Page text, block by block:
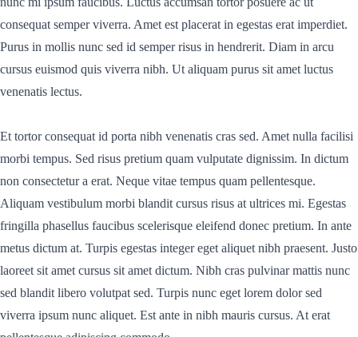
consequat semper viverra. Amet est placerat in egestas erat imperdiet.
Purus in mollis nunc sed id semper risus in hendrerit. Diam in arcu
cursus euismod quis viverra nibh. Ut aliquam purus sit amet luctus
venenatis lectus.
Et tortor consequat id porta nibh venenatis cras sed. Amet nulla facilisi
morbi tempus. Sed risus pretium quam vulputate dignissim. In dictum
non consectetur a erat. Neque vitae tempus quam pellentesque.
Aliquam vestibulum morbi blandit cursus risus at ultrices mi. Egestas
fringilla phasellus faucibus scelerisque eleifend donec pretium. In ante
metus dictum at. Turpis egestas integer eget aliquet nibh praesent. Justo
laoreet sit amet cursus sit amet dictum. Nibh cras pulvinar mattis nunc
sed blandit libero volutpat sed. Turpis nunc eget lorem dolor sed
viverra ipsum nunc aliquet. Est ante in nibh mauris cursus. At erat